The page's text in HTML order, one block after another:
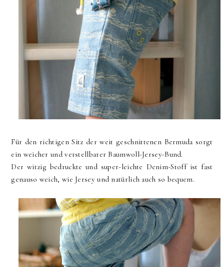
Für den richtigen Sitz der weit geschnittenen Bermuda sorgt
ein weicher und verstellbarer Baumwoll-Jersey-Bund.
Der witzig bedruckte und super-leichte Denim-Stoff ist fast
genauso weich, wie Jersey und natürlich auch so bequem.